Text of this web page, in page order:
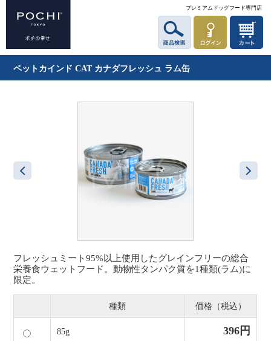
プレミアムドッグフード専門店
ペットカインド CAT カナダフレッシュ ラム缶
フレッシュミート95%以上使用したグレインフリーの総合
栄養食ウェットフード。動物性タンパク質を1種類(ラム)に
限定。
種類 価格（税込）
85g 396円